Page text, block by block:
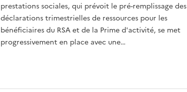
prestations sociales, qui prévoit le pré-remplissage des
déclarations trimestrielles de ressources pour les
bénéficiaires du RSA et de la Prime d'activité, se met
progressivement en place avec une…